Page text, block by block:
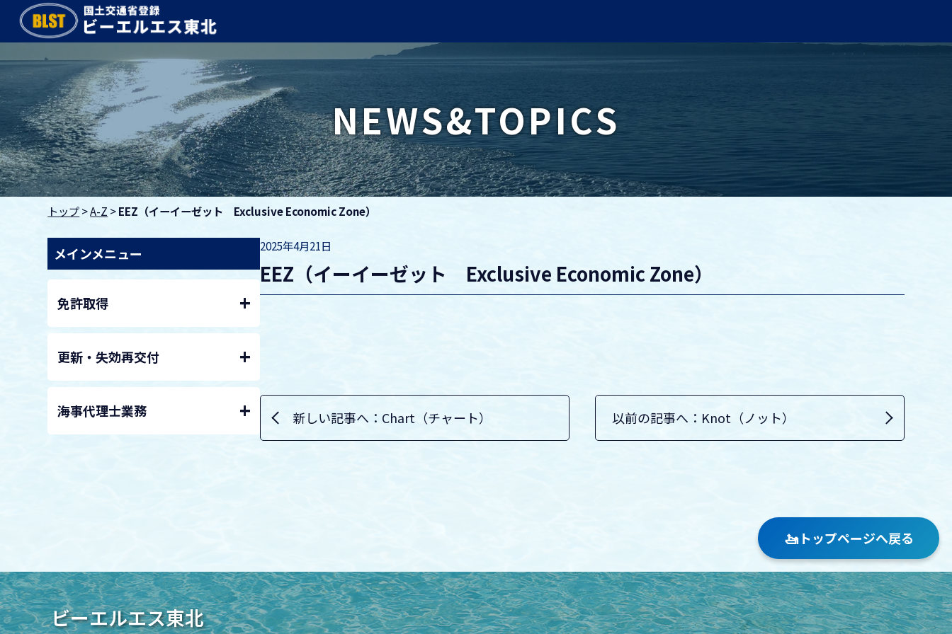
NEWS&TOPICS
トップ>A-Z >EEZ（イーイーゼット Exclusive Economic Zone）
2025年4月21日
EEZ（イーイーゼット Exclusive Economic Zone）
新しい記事へ：Chart（チャート） 以前の記事へ：Knot（ノット）
メインメニュー
免許取得 +
更新・失効再交付 +
海事代理士業務 +
🚤トップページへ戻る
ビーエルエス東北